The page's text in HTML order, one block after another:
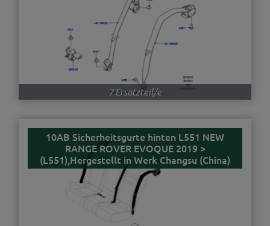
7 Ersatzteil/e
10AB Sicherheitsgurte hinten L551 NEW
RANGE ROVER EVOQUE 2019 >
(L551),Hergestellt in Werk Changsu (China)